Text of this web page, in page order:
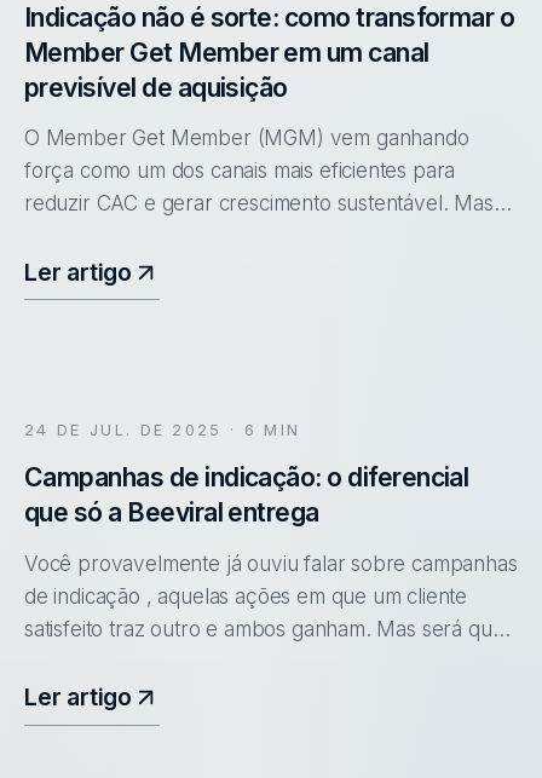
Indicação não é sorte: como transformar o
Member Get Member em um canal
previsível de aquisição
O Member Get Member (MGM) vem ganhando
força como um dos canais mais eficientes para
reduzir CAC e gerar crescimento sustentável. Mas
vendas por indicação acontecem sozinha
Ler artigo
24 DE JUL. DE 2025 · 6 MIN
Campanhas de indicação: o diferencial
que só a Beeviral entrega
Você provavelmente já ouviu falar sobre campanhas
de indicação , aquelas ações em que um cliente
satisfeito traz outro e ambos ganham. Mas será que
por trás de uma campanh
Ler artigo